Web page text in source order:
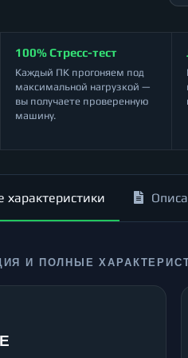
100% Стресс-тест
Каждый ПК прогоняем под
максимальной нагрузкой —
вы получаете проверенную
машину.
характеристики
И ПОЛНЫЕ